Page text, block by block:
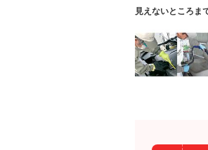
見えないところま